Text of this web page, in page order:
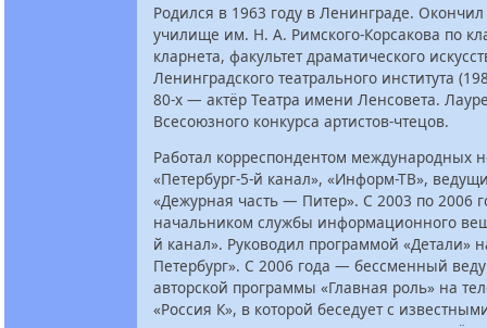
Родился в 1963 году в Ленинграде.
училище им. Н. А. Римского-Корсакова по
кларнета, факультет драматического
Ленинградского театрального института
80-х — актёр Театра имени Ленсовета.
Всесоюзного конкурса артистов-чтецов.
Работал корреспондентом международных
«Петербург-5-й канал», «Информ-ТВ»,
«Дежурная часть — Питер». С 2003 по 2006
начальником службы информационного
й канал». Руководил программой «Детали»
Петербург». С 2006 года — бессменный
авторской программы «Главная роль» на
«Россия К», в которой беседует с